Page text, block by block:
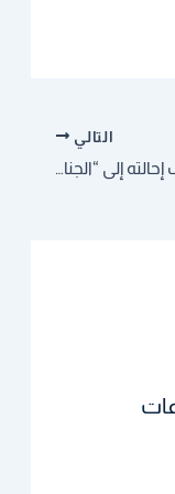
التالي
أوروبا: الوضع بسوريا يجب إحالته إلى “الجنائية الدولية”